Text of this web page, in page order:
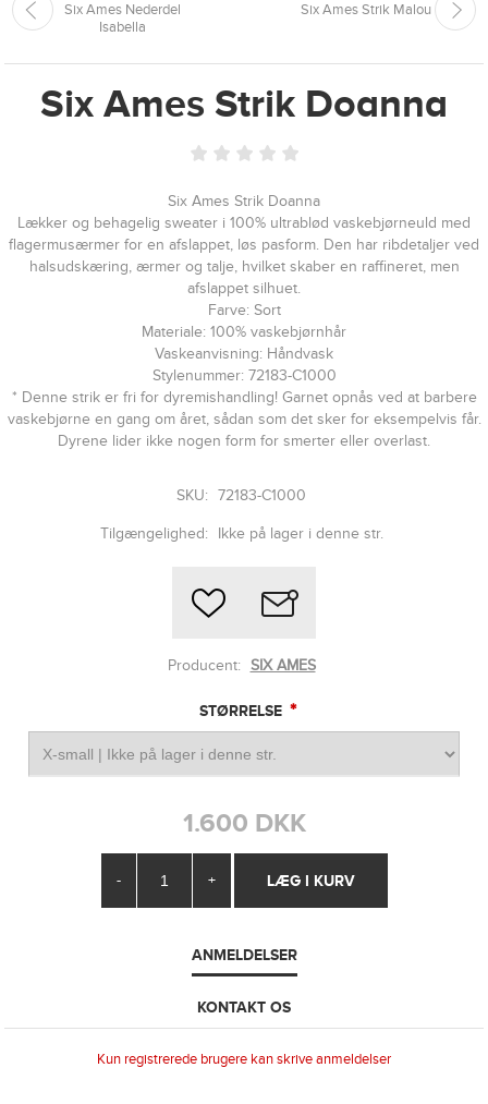
Six Ames Nederdel
Isabella
Six Ames Strik Malou
Six Ames Strik Doanna
Six Ames Strik Doanna
Lækker og behagelig sweater i 100% ultrablød vaskebjørneuld med
flagermusærmer for en afslappet, løs pasform. Den har ribdetaljer ved
halsudskæring, ærmer og talje, hvilket skaber en raffineret, men
afslappet silhuet.
Farve: Sort
Materiale: 100% vaskebjørnhår
Vaskeanvisning: Håndvask
Stylenummer: 72183-C1000
* Denne strik er fri for dyremishandling! Garnet opnås ved at barbere
vaskebjørne en gang om året, sådan som det sker for eksempelvis får.
Dyrene lider ikke nogen form for smerter eller overlast.
SKU: 72183-C1000
Tilgængelighed: Ikke på lager i denne str.
Producent: SIX AMES
STØRRELSE *
1.600 DKK
- +
ANMELDELSER
KONTAKT OS
Kun registrerede brugere kan skrive anmeldelser